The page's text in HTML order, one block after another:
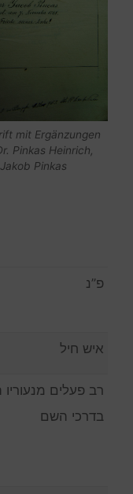
mit Ergänzungen
Pinkas Heinrich,
Jakob Pinkas
פ”נ
איש חיל
רב פעלים מנעוריו
בדרכי השם